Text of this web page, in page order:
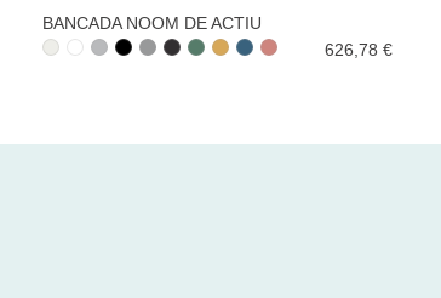
BANCADA NOOM DE ACTIU
626,78 €